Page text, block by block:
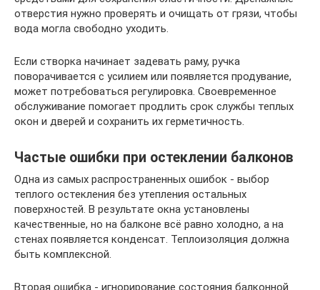
отверстия нужно проверять и очищать от грязи, чтобы
вода могла свободно уходить.
Если створка начинает задевать раму, ручка
поворачивается с усилием или появляется продувание,
может потребоваться регулировка. Своевременное
обслуживание помогает продлить срок службы теплых
окон и дверей и сохранить их герметичность.
Частые ошибки при остеклении балконов
Одна из самых распространенных ошибок - выбор
теплого остекления без утепления остальных
поверхностей. В результате окна установлены
качественные, но на балконе всё равно холодно, а на
стенах появляется конденсат. Теплоизоляция должна
быть комплексной.
Вторая ошибка - игнорирование состояния балконной